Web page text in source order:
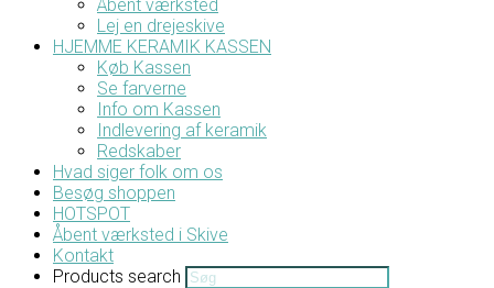
Åbent værksted
Lej en drejeskive
HJEMME KERAMIK KASSEN
Køb Kassen
Se farverne
Info om Kassen
Indlevering af keramik
Redskaber
Hvad siger folk om os
Besøg shoppen
HOTSPOT
Åbent værksted i Skive
Kontakt
Products search